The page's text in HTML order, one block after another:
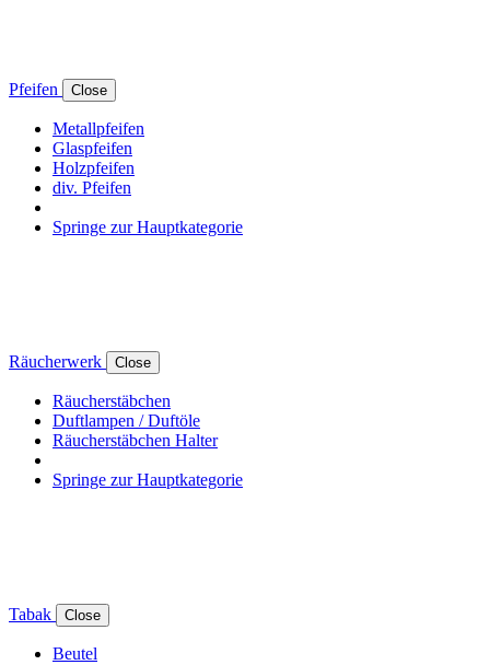
Pfeifen Close
Metallpfeifen
Glaspfeifen
Holzpfeifen
div. Pfeifen
Springe zur Hauptkategorie
Räucherwerk Close
Räucherstäbchen
Duftlampen / Duftöle
Räucherstäbchen Halter
Springe zur Hauptkategorie
Tabak Close
Beutel